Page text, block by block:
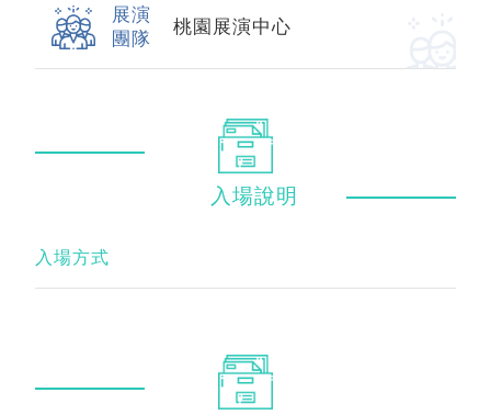
展演
團隊
桃園展演中心
入場說明
入場方式